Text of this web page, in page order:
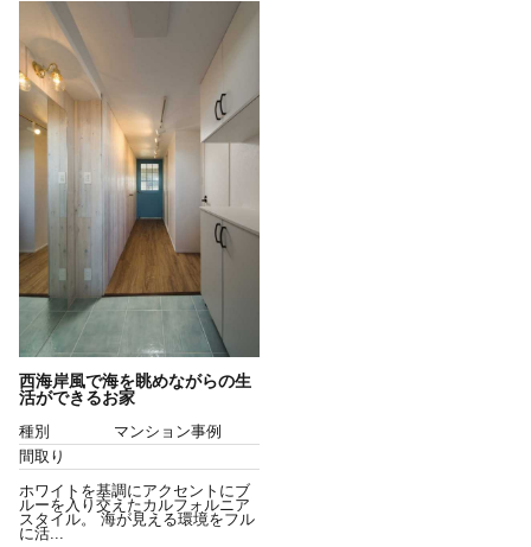
西海岸風で海を眺めながらの生
活ができるお家
種別
マンション事例
間取り
ホワイトを基調にアクセントにブ
ルーを入り交えたカルフォルニア
スタイル。 海が見える環境をフル
に活...